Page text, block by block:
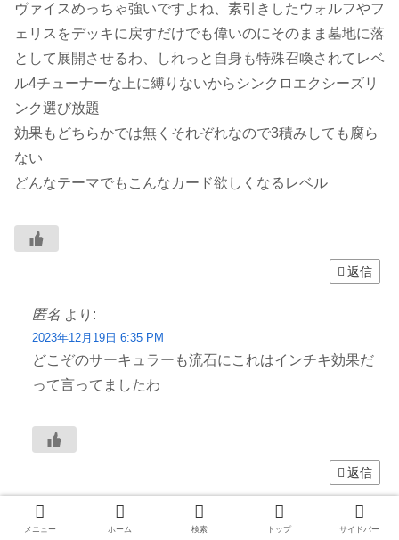
ヴァイスめっちゃ強いですよね、素引きしたウォルフやフ
ェリスをデッキに戻すだけでも偉いのにそのまま墓地に落
として展開させるわ、しれっと自身も特殊召喚されてレベ
ル4チューナーな上に縛りないからシンクロエクシーズリ
ンク選び放題
効果もどちらかでは無くそれぞれなので3積みしても腐ら
ない
どんなテーマでもこんなカード欲しくなるレベル
返信
匿名 より:
2023年12月19日 6:35 PM
どこぞのサーキュラーも流石にこれはインチキ効果だ
って言ってましたわ
返信
匿名
メニュー ホーム 検索 トップ サイドバー